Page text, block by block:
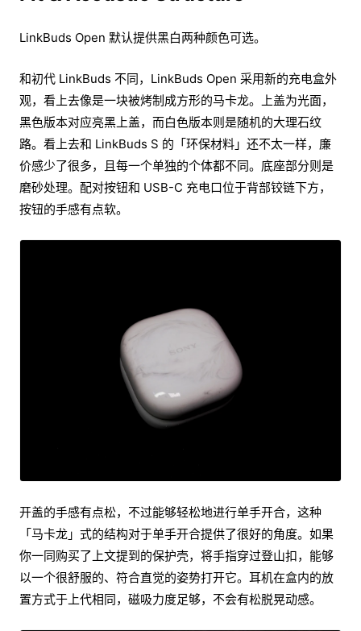
LinkBuds Open 默认提供黑白两种颜色可选。
和初代 LinkBuds 不同，LinkBuds Open 采用新的充电盒外
观，看上去像是一块被烤制成方形的马卡龙。上盖为光面，
黑色版本对应亮黑上盖，而白色版本则是随机的大理石纹
路。看上去和 LinkBuds S 的「环保材料」还不太一样，廉
价感少了很多，且每一个单独的个体都不同。底座部分则是
磨砂处理。配对按钮和 USB-C 充电口位于背部铰链下方，
按钮的手感有点软。
开盖的手感有点松，不过能够轻松地进行单手开合，这种
「马卡龙」式的结构对于单手开合提供了很好的角度。如果
你一同购买了上文提到的保护壳，将手指穿过登山扣，能够
以一个很舒服的、符合直觉的姿势打开它。耳机在盒内的放
置方式于上代相同，磁吸力度足够，不会有松脱晃动感。